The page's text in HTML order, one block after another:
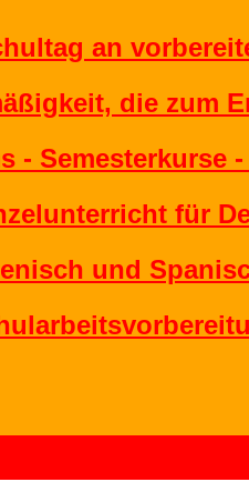
an
die zum
- Semesterkurse
für
und